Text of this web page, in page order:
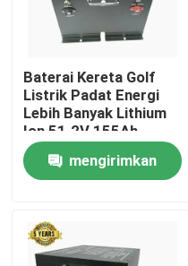
Rumah
Produk
Tur Pabrik
Baterai Kereta Golf
Listrik Padat Energi
Lebih Banyak Lithium
Ion 51.2V 155Ah
7936Wh
mengirimkan